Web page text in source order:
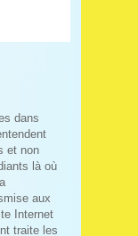
dans
et non
là où
aux
Internet
traite les